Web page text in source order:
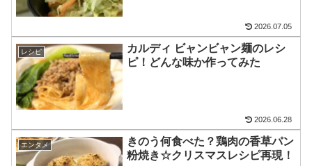
2026.07.05
レシピ
カルディ ビャンビャン麺のレシ
ピ！どんな味か作ってみた
2026.06.28
エンタメ
きのう何食べた？鶏肉の香草パン
粉焼き☆クリスマスレシピ再現！